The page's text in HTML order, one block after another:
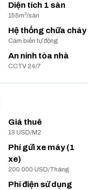
Diện tích 1 sàn
155m2/sàn
Hệ thống chữa cháy
Cảm biến tự động
An ninh tòa nhà
CCTV 24/7
Giá thuê
13 USD/M2
Phí gửi xe máy (1
xe)
200.000 USD/Tháng
Phí điện sử dụng